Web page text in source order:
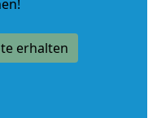
erhalten